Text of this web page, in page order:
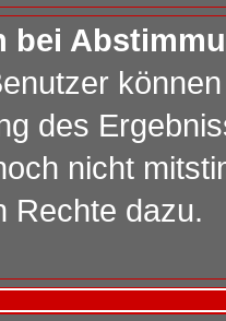
bei
des
nicht
Rechte dazu.